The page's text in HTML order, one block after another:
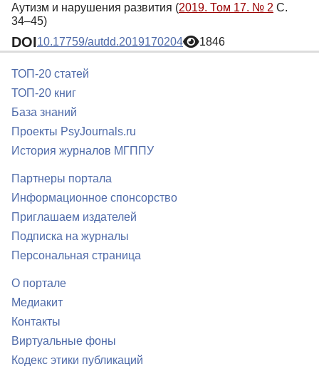
Аутизм и нарушения развития (2019. Том 17. № 2 С.
34–45)
DOI10.17759/autdd.2019170204 1846
ТОП-20 статей
ТОП-20 книг
База знаний
Проекты PsyJournals.ru
История журналов МГППУ
Партнеры портала
Информационное спонсорство
Приглашаем издателей
Подписка на журналы
Персональная страница
О портале
Медиакит
Контакты
Виртуальные фоны
Кодекс этики публикаций